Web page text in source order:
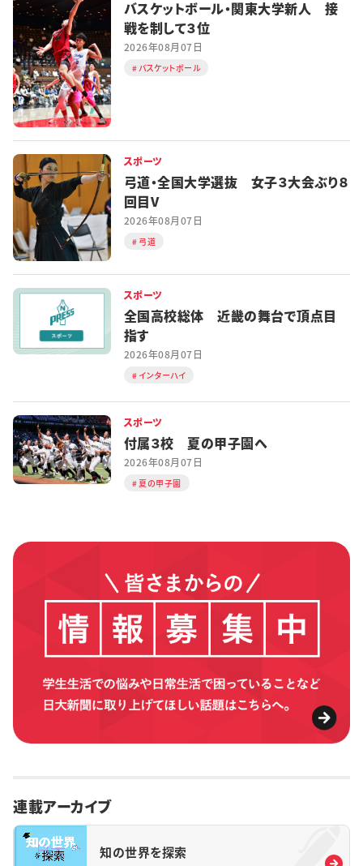
バスケットボール・関東大学新人 接
戦を制して３位
2026年08月07日
バスケットボール
スポーツ
弓道・全国大学選抜 女子３大会ぶり８
回目V
2026年08月07日
弓道
スポーツ
全国高校総体 近畿の舞台で頂点目
指す
2026年08月07日
インターハイ
スポーツ
付属３校 夏の甲子園へ
2026年08月07日
夏の甲子園
連載アーカイブ
知の世界を探索